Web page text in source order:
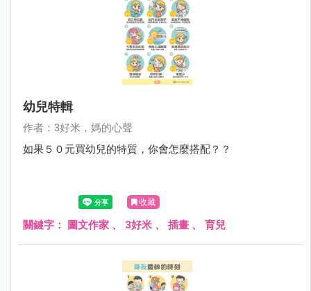
幼兒特輯
作者：3好米，媽的心聲
如果５０元買幼兒的特質，你會怎麼搭配？？
收藏
關鍵字： 圖文作家 、 3好米 、 插畫 、 育兒